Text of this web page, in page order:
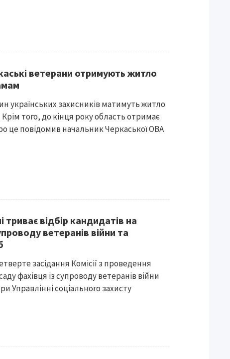
ветерани отримують житло
українських захисників матимуть житло
того, до кінця року область отримає
це повідомив начальник Черкаської ОВА
відбір кандидатів на
ветеранів війни та
засідання Комісії з проведення
фахівця із супроводу ветеранів війни
Управлінні соціального захисту